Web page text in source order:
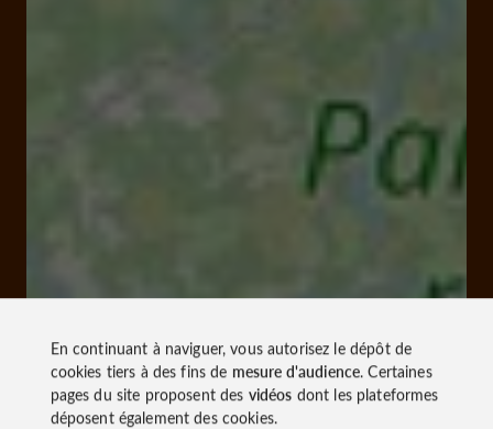
En continuant à naviguer, vous autorisez le dépôt de
cookies tiers à des fins de mesure d'audience. Certaines
pages du site proposent des vidéos dont les plateformes
déposent également des cookies.